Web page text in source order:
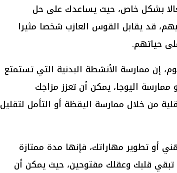
بشكل خاص، حيث يساعدك على حل
قد يقابل القوس العازب شخصا مثيرا
حياتهم.
إن ممارسة الأنشطة البدنية التي تستمتع
اليوجا، يمكن أن تعزز مزاجك
من خلال ممارسة اليقظة أو التأمل لتقليل
أو تطوير مهاراتك، فإنها مدة ممتازة
تبقي قلبك وعقلك مفتوحين، حيث يمكن أن